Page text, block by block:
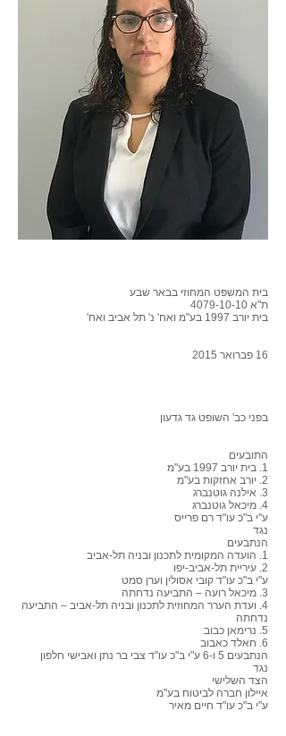
בית המשפט המחוזי בבאר שבע
ת"א 4079-10-10
בית יורב 1997 בע"מ ואח' נ' תל אביב ואח'
16 פברואר 2015
בפני כב' השופט גד גדעון
התובעים
1. בית יורב 1997 בע"מ
2. יורב אחזקות בע"מ
3. אילנה גוטנברג
4. מיכאל גוטנברג
ע"י ב"כ עו"ד רם פרייס
נגד
הנתבעים
1. הועדה המקומית לתכנון ובניה תל-אביב
2. עיריית תל-אביב-יפו
ע"י ב"כ עו"ד קובי אסולין וערן סמט
3. מיכאל רועה – התביעה נדחתה
4. ועדת הערר המחוזית לתכנון ובניה תל-אביב – התביעה
נדחתה
5. נרימאן כבוב
6. חאלד כאבוב
הנתבעים 5 ו-6 ע"י ב"כ עו"ד צבי בר נתן ואבישי חלפון
נגד
הצד השלישי
איילון חברה לביטוח בע"מ
ע"י ב"כ עו"ד חיים מאיר